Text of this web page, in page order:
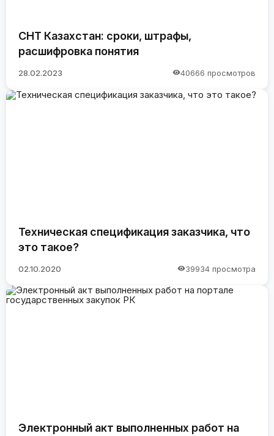
СНТ Казахстан: сроки, штрафы,
расшифровка понятия
28.02.2023 40666 просмотров
Техническая спецификация заказчика, что
это такое?
02.10.2020 39934 просмотра
Электронный акт выполненных работ на